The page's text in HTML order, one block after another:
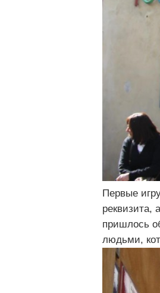
Первые
реквизита,
пришлось
людьми,